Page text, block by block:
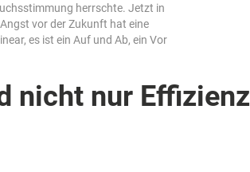
herrschte. Jetzt in
vor der Zukunft hat eine
es ist ein Auf und Ab, ein Vor
nicht nur Effizienz